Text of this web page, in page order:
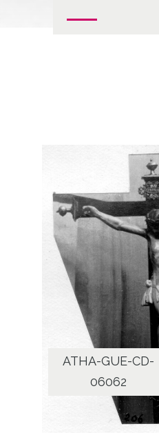
ATHA-GUE-CD-
06062